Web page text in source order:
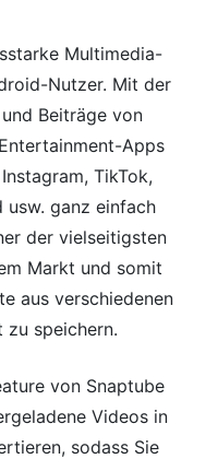
Multimedia-
Nutzer. Mit der
Beiträge von
Apps
TikTok,
usw. ganz einfach
der vielseitigsten
Markt und somit
aus verschiedenen
zu speichern.
von Snaptube
Videos in
sodass Sie